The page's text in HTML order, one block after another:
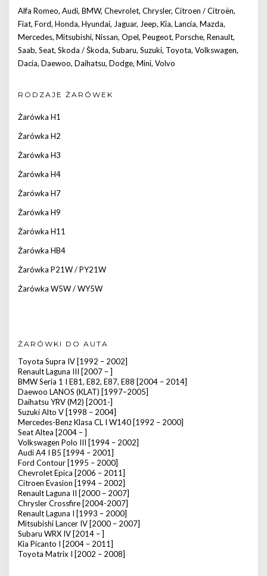
Alfa Romeo, Audi, BMW, Chevrolet, Chrysler, Citroen / Citroën,
Fiat, Ford, Honda, Hyundai, Jaguar, Jeep, Kia, Lancia, Mazda,
Mercedes, Mitsubishi, Nissan, Opel, Peugeot, Porsche, Renault,
Saab, Seat, Skoda / Škoda, Subaru, Suzuki, Toyota, Volkswagen,
Dacia, Daewoo, Daihatsu, Dodge, Mini, Volvo
RODZAJE ŻARÓWEK
Żarówka H1
Żarówka H2
Żarówka H3
Żarówka H4
Żarówka H7
Żarówka H9
Żarówka H11
Żarówka HB4
Żarówka P21W / PY21W
Żarówka W5W / WY5W
ŻARÓWKI DO AUTA
Toyota Supra IV [1992 – 2002]
Renault Laguna III [2007 – ]
BMW Seria 1 I E81, E82, E87, E88 [2004 – 2014]
Daewoo LANOS (KLAT) [1997–2005]
Daihatsu YRV (M2) [2001-]
Suzuki Alto V [1998 – 2004]
Mercedes-Benz Klasa CL I W140 [1992 – 2000]
Seat Altea [2004 – ]
Volkswagen Polo III [1994 – 2002]
Audi A4 I B5 [1994 – 2001]
Ford Contour [1995 – 2000]
Chevrolet Epica [2006 – 2011]
Citroen Evasion [1994 – 2002]
Renault Laguna II [2000 – 2007]
Chrysler Crossfire [2004-2007]
Renault Laguna I [1993 – 2000]
Mitsubishi Lancer IV [2000 – 2007]
Subaru WRX IV [2014 – ]
Kia Picanto I [2004 – 2011]
Toyota Matrix I [2002 – 2008]